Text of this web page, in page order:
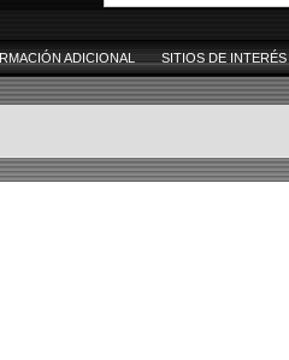
ADICIONAL SITIOS DE INTERÉS